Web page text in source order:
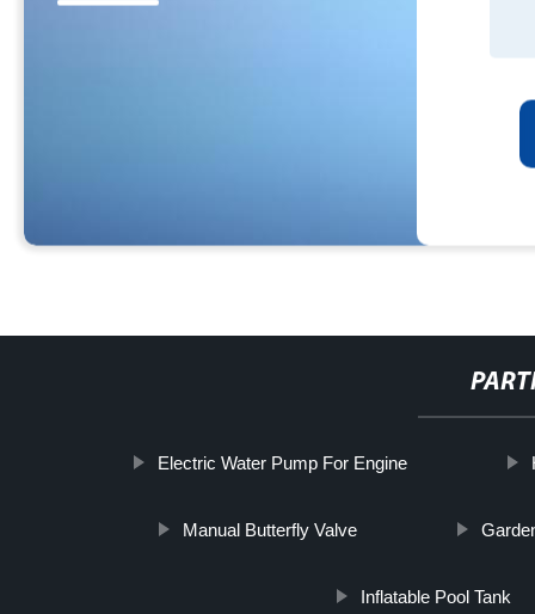
Electric Water Pump For Engine
Manual Butterfly Valve
Inflatable Pool Tank